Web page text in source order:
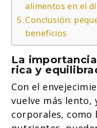
alimentos en el
Conclusión:
beneficios
La
rica y
Con el
vuelve más lento,
corporales, como